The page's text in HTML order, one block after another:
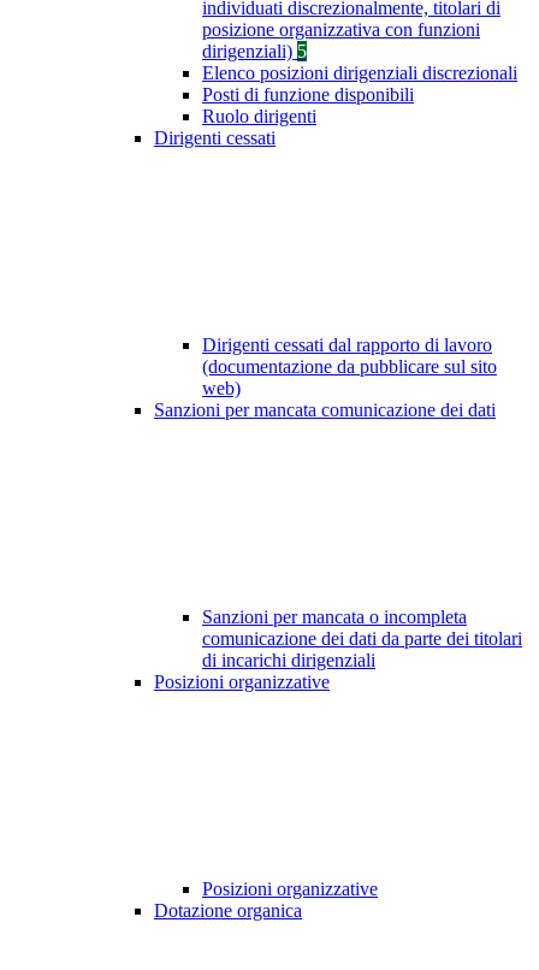
individuati discrezionalmente, titolari di
posizione organizzativa con funzioni
dirigenziali) 5
Elenco posizioni dirigenziali discrezionali
Posti di funzione disponibili
Ruolo dirigenti
Dirigenti cessati
Dirigenti cessati dal rapporto di lavoro
(documentazione da pubblicare sul sito
web)
Sanzioni per mancata comunicazione dei dati
Sanzioni per mancata o incompleta
comunicazione dei dati da parte dei titolari
di incarichi dirigenziali
Posizioni organizzative
Posizioni organizzative
Dotazione organica